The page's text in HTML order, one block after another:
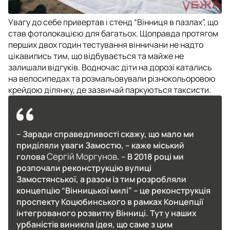
Увагу до себе привертав і стенд “Вінниця в пазлах”, що
став фотолокацією для багатьох. Щоправда протягом
перших двох годин тестування вінничани не надто
цікавились тим, що відбувається та майже не
залишали відгуків. Водночас діти на дорозі катались
на велосипедах та розмальовували різнокольоровою
крейдою ділянку, де зазвичай паркуються таксисти.
– Заради справедливості скажу, що мало ми
приділяли уваги Замостю, – каже міський
головаСергій Моргунов. – В 2018 році ми
розпочали реконструкцію вулиці
Замостянської, а разом із тим розробляли
концепцію “Вінницької милі” – це реконструкція
проспекту Коцюбинського в рамках Концепції
інтегрованого розвитку Вінниці. Тут у наших
урбаністів виникла ідея, що саме з цим